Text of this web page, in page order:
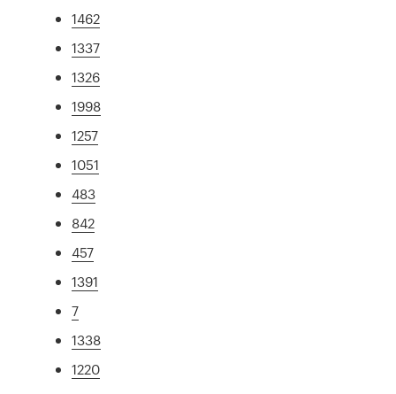
1462
1337
1326
1998
1257
1051
483
842
457
1391
7
1338
1220